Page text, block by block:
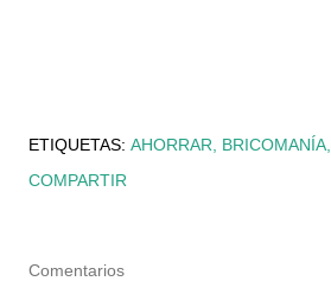
ETIQUETAS: AHORRAR BRICOMANÍA
COMPARTIR
Comentarios